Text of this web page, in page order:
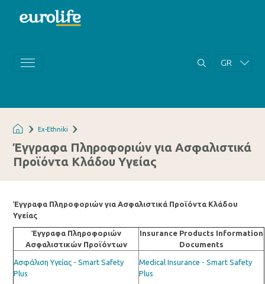
GR
Ex-Ethniki
Έγγραφα Πληροφοριών για Ασφαλιστικά
Προϊόντα Κλάδου Υγείας
Έγγραφα Πληροφοριών για Ασφαλιστικά Προϊόντα Κλάδου
Υγείας
Έγγραφα Πληροφοριών
Ασφαλιστικών Προϊόντων
Insurance Products Information
Documents
Ασφάλιση Υγείας - Smart Safety
Plus
Medical Insurance - Smart Safety
Plus